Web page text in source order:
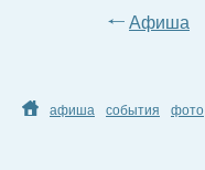
Афиша
афиша события фото